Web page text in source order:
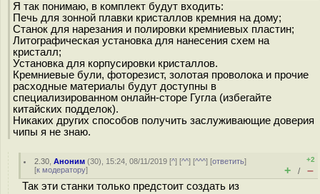
Я так понимаю, в комплект будут входить:
Печь для зонной плавки кристаллов кремния на дому;
Станок для нарезания и полировки кремниевых пластин;
Литографическая установка для нанесения схем на
кристалл;
Установка для корпусировки кристаллов.
Кремниевые були, фоторезист, золотая проволока и прочие
расходные материалы будут доступны в
специализированном онлайн-сторе Гугла (избегайте
китайских подделок).
Никаких других способов получить заслуживающие доверия
чипы я не знаю.
2.30 ,Аноним (30), 15:24, 08/11/2019 [^] [^^] [^^^] [ответить]
[к модератору]
+2
+ / –
Так эти станки только предстоит создать из